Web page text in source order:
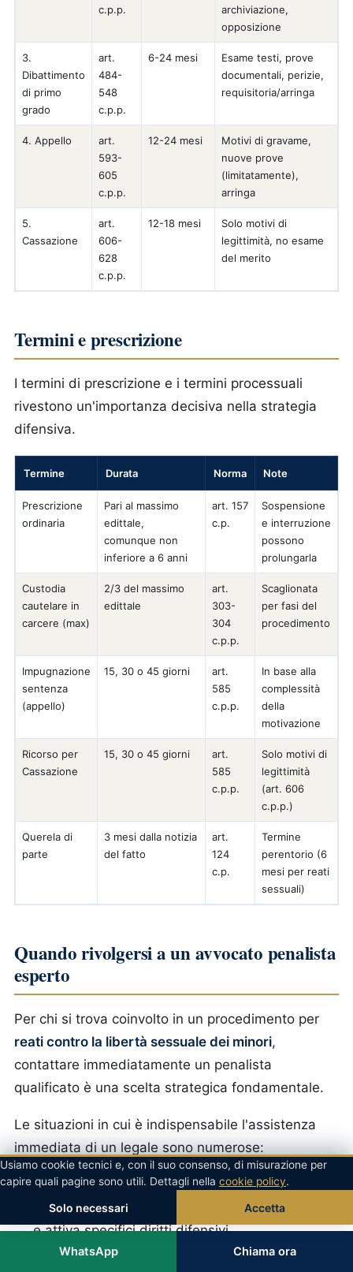
c.p.p.
archiviazione,
opposizione
3.
Dibattimento
di primo
grado
art.
484-
548
c.p.p.
6-24 mesi
Esame testi, prove
documentali, perizie,
requisitoria/arringa
4. Appello
art.
593-
605
c.p.p.
12-24 mesi
Motivi di gravame,
nuove prove
(limitatamente),
arringa
5.
Cassazione
art.
606-
628
c.p.p.
12-18 mesi
Solo motivi di
legittimità, no esame
del merito
Termini e prescrizione
I termini di prescrizione e i termini processuali
rivestono un'importanza decisiva nella strategia
difensiva.
Termine Durata Norma Note
Prescrizione
ordinaria
Pari al massimo
edittale,
comunque non
inferiore a 6 anni
art. 157
c.p.
Sospensione
e interruzione
possono
prolungarla
Custodia
cautelare in
carcere (max)
2/3 del massimo
edittale
art.
303-
304
c.p.p.
Scaglionata
per fasi del
procedimento
Impugnazione
sentenza
(appello)
15, 30 o 45 giorni
art.
585
c.p.p.
In base alla
complessità
della
motivazione
Ricorso per
Cassazione
15, 30 o 45 giorni
art.
585
c.p.p.
Solo motivi di
legittimità
(art. 606
c.p.p.)
Querela di
parte
3 mesi dalla notizia
del fatto
art.
124
c.p.
Termine
perentorio (6
mesi per reati
sessuali)
Quando rivolgersi a un avvocato penalista
esperto
Per chi si trova coinvolto in un procedimento per
reati contro la libertà sessuale dei minori,
contattare immediatamente un penalista
qualificato è una scelta strategica fondamentale.
Le situazioni in cui è indispensabile l'assistenza
immediata di un legale sono numerose:
Notifica di un avviso di garanzia(art. 369
c.p.p.) — significa essere ufficialmente indagati
e attiva specifici diritti difensivi.
Convocazione per interrogatorioda parte del
WhatsApp Chiama ora
Usiamo cookie tecnici e, con il suo consenso, di misurazione per
capire quali pagine sono utili. Dettagli nella cookie policy.
Solo necessari Accetta